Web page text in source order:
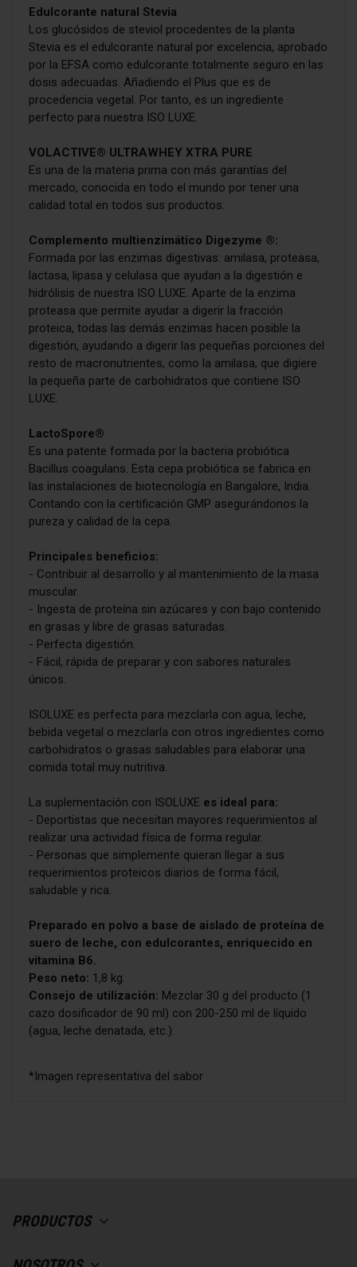
Edulcorante natural Stevia
Los glucósidos de steviol procedentes de la planta
Stevia es el edulcorante natural por excelencia, aprobado
por la EFSA como edulcorante totalmente seguro en las
dosis adecuadas. Añadiendo el Plus que es de
procedencia vegetal. Por tanto, es un ingrediente
perfecto para nuestra ISO LUXE.
VOLACTIVE® ULTRAWHEY XTRA PURE
Es una de la materia prima con más garantías del
mercado, conocida en todo el mundo por tener una
calidad total en todos sus productos.
Complemento multienzimático Digezyme ®:
Formada por las enzimas digestivas: amilasa, proteasa,
lactasa, lipasa y celulasa que ayudan a la digestión e
hidrólisis de nuestra ISO LUXE. Aparte de la enzima
proteasa que permite ayudar a digerir la fracción
proteica, todas las demás enzimas hacen posible la
digestión, ayudando a digerir las pequeñas porciones del
resto de macronutrientes, como la amilasa, que digiere
la pequeña parte de carbohidratos que contiene ISO
LUXE.
LactoSpore®
Es una patente formada por la bacteria probiótica
Bacillus coagulans. Esta cepa probiótica se fabrica en
las instalaciones de biotecnología en Bangalore, India.
Contando con la certificación GMP asegurándonos la
pureza y calidad de la cepa.
Principales beneficios:
- Contribuir al desarrollo y al mantenimiento de la masa
muscular.
- Ingesta de proteína sin azúcares y con bajo contenido
en grasas y libre de grasas saturadas.
- Perfecta digestión.
- Fácil, rápida de preparar y con sabores naturales
únicos.
ISOLUXE es perfecta para mezclarla con agua, leche,
bebida vegetal o mezclarla con otros ingredientes como
carbohidratos o grasas saludables para elaborar una
comida total muy nutritiva.
La suplementación con ISOLUXE es ideal para:
- Deportistas que necesitan mayores requerimientos al
realizar una actividad física de forma regular.
- Personas que simplemente quieran llegar a sus
requerimientos proteicos diarios de forma fácil,
saludable y rica.
Preparado en polvo a base de aislado de proteína de
suero de leche, con edulcorantes, enriquecido en
vitamina B6.
Peso neto: 1,8 kg.
Consejo de utilización: Mezclar 30 g del producto (1
cazo dosificador de 90 ml) con 200-250 ml de líquido
(agua, leche denatada, etc.).
*Imagen representativa del sabor
Sabor chocolate blanco.
PRODUCTOS